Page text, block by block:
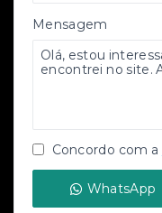
Mensagem
Concordo com a
WhatsApp